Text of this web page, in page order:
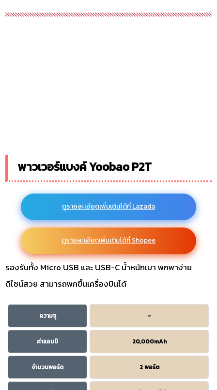
พาวเวอร์แบงค์ Yoobao P2T
ดูรายละเอียดเพิ่มเติมได้ที่ Lazada
ดูรายละเอียดเพิ่มเติมได้ที่ Shopee
รองรับทั้ง Micro USB และ USB-C น้ำหนักเบา พกพาง่าย
ดีไซน์สวย สามารถพกขึ้นเครื่องบินได้
ความจุ –
ค่าแอมป์ 20,000mAh
จำนวนพอร์ต 2 พอร์ต